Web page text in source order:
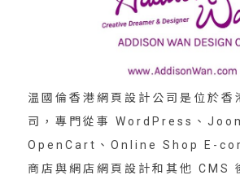
温國倫香港網頁設計公司是位於香
司，專門從事 WordPress、
OpenCart、Online Shop E-
商店與網店網頁設計和其他 CMS